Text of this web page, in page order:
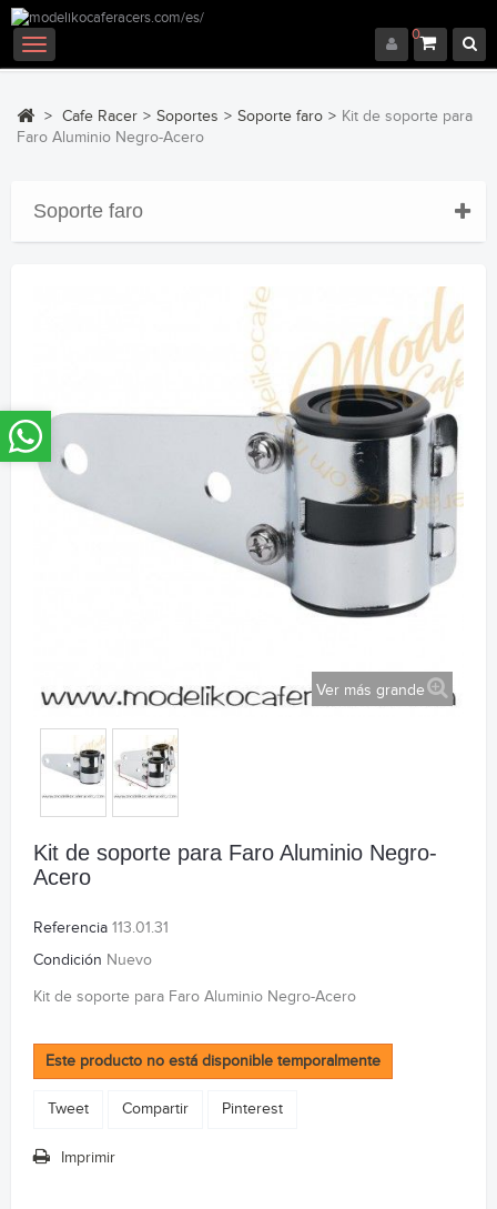
0
Navegación
Toggle
> Cafe Racer > Soportes > Soporte faro > Kit de soporte para
Faro Aluminio Negro-Acero
Soporte faro
Ver más grande
Kit de soporte para Faro Aluminio Negro-
Acero
Referencia 113.01.31
Condición Nuevo
Kit de soporte para Faro Aluminio Negro-Acero
Este producto no está disponible temporalmente
Tweet Compartir Pinterest
Imprimir